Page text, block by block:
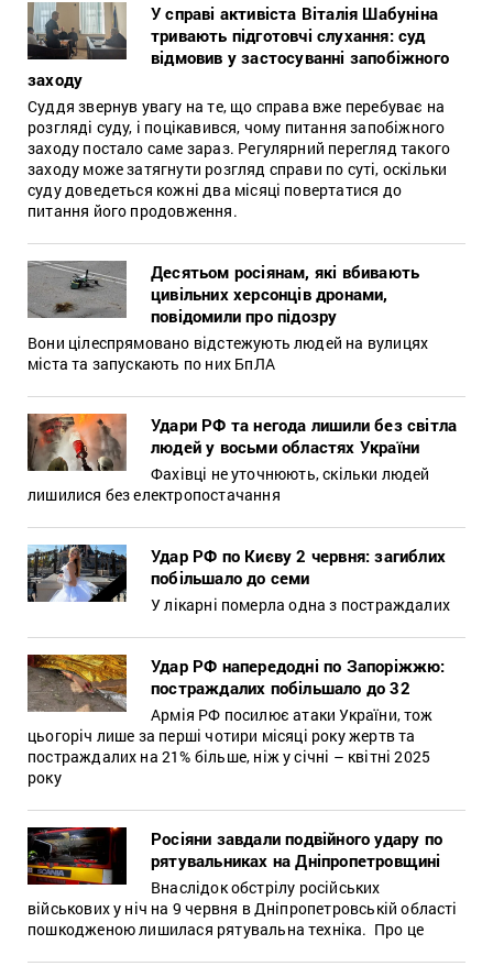
У справі активіста Віталія Шабуніна
тривають підготовчі слухання: суд
відмовив у застосуванні запобіжного
заходу
Суддя звернув увагу на те, що справа вже перебуває на
розгляді суду, і поцікавився, чому питання запобіжного
заходу постало саме зараз. Регулярний перегляд такого
заходу може затягнути розгляд справи по суті, оскільки
суду доведеться кожні два місяці повертатися до
питання його продовження.
Десятьом росіянам, які вбивають
цивільних херсонців дронами,
повідомили про підозру
Вони цілеспрямовано відстежують людей на вулицях
міста та запускають по них БпЛА
Удари РФ та негода лишили без світла
людей у восьми областях України
Фахівці не уточнюють, скільки людей
лишилися без електропостачання
Удар РФ по Києву 2 червня: загиблих
побільшало до семи
У лікарні померла одна з постраждалих
Удар РФ напередодні по Запоріжжю:
постраждалих побільшало до 32
Армія РФ посилює атаки України, тож
цьогоріч лише за перші чотири місяці року жертв та
постраждалих на 21% більше, ніж у січні – квітні 2025
року
Росіяни завдали подвійного удару по
рятувальниках на Дніпропетровщині
Внаслідок обстрілу російських
військових у ніч на 9 червня в Дніпропетровській області
пошкодженою лишилася рятувальна техніка. Про це